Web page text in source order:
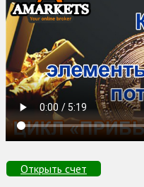
Открыть счет